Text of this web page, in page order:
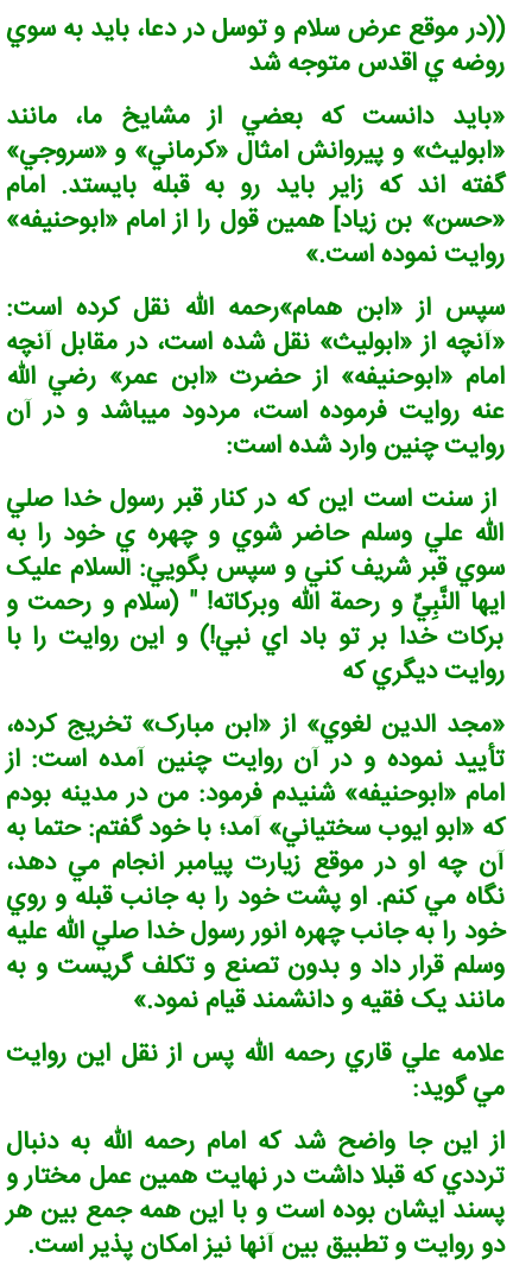
((در موقع عرض سلام و توسل در دعا، بايد به سوي
روضه ي اقدس متوجه شد
«بايد دانست که بعضي از مشايخ ما، مانند
«ابوليث» و پيروانش امثال «کرماني» و «سروجي»
گفته اند که زاير بايد رو به قبله بايستد. امام
«حسن» بن زياد] همين قول را از امام «ابوحنيفه»
روايت نموده است.»
سپس از «ابن همام»رحمه الله نقل کرده است:
«آنچه از «ابوليث» نقل شده است، در مقابل آنچه
امام «ابوحنيفه» از حضرت «ابن عمر» رضي الله
عنه روايت فرموده است، مردود ميباشد و در آن
روايت چنين وارد شده است:
از سنت است اين که در کنار قبر رسول خدا صلي
الله علي وسلم حاضر شوي و چهره ي خود را به
سوي قبر شريف کني و سپس بگويي: ألسلام عليک
ايها النَّبِيِّ و رحمة الله وبرکاته! " (سلام و رحمت و
برکات خدا بر تو باد اي نبي!) و اين روايت را با
روايت ديگري که
«مجد الدين لغوي» از «ابن مبارک» تخريج کرده،
تأييد نموده و در آن روايت چنين آمده است: از
امام «ابوحنيفه» شنيدم فرمود: من در مدينه بودم
که «ابو ايوب سختياني» آمد؛ با خود گفتم: حتما به
آن چه او در موقع زيارت پيامبر انجام مي دهد،
نگاه مي کنم. او پشت خود را به جانب قبله و روي
خود را به جانب چهره انور رسول خدا صلي الله عليه
وسلم قرار داد و بدون تصنع و تکلف گريست و به
مانند يک فقيه و دانشمند قيام نمود.»
علامه علي قاري رحمه الله پس از نقل اين روايت
مي گويد:
از اين جا واضح شد که امام رحمه الله به دنبال
ترددي که قبلا داشت در نهايت همين عمل مختار و
پسند ايشان بوده است و با اين همه جمع بين هر
دو روايت و تطبيق بين آنها نيز امکان پذير است.